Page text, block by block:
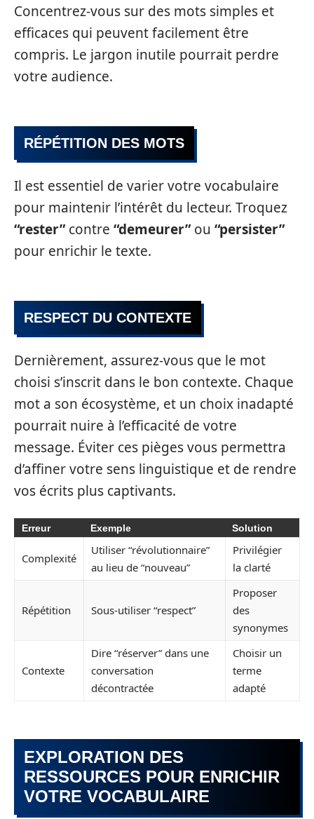
Concentrez-vous sur des mots simples et
efficaces qui peuvent facilement être
compris. Le jargon inutile pourrait perdre
votre audience.
RÉPÉTITION DES MOTS
Il est essentiel de varier votre vocabulaire
pour maintenir l’intérêt du lecteur. Troquez
“rester”contre “demeurer”ou “persister”
pour enrichir le texte.
RESPECT DU CONTEXTE
Dernièrement, assurez-vous que le mot
choisi s’inscrit dans le bon contexte. Chaque
mot a son écosystème, et un choix inadapté
pourrait nuire à l’efficacité de votre
message. Éviter ces pièges vous permettra
d’affiner votre sens linguistique et de rendre
vos écrits plus captivants.
Erreur Exemple Solution
Complexité
Utiliser “révolutionnaire”
au lieu de “nouveau”
Privilégier
la clarté
Répétition Sous-utiliser “respect”
Proposer
des
synonymes
Contexte
Dire “réserver” dans une
conversation
décontractée
Choisir un
terme
adapté
EXPLORATION DES
RESSOURCES POUR ENRICHIR
VOTRE VOCABULAIRE